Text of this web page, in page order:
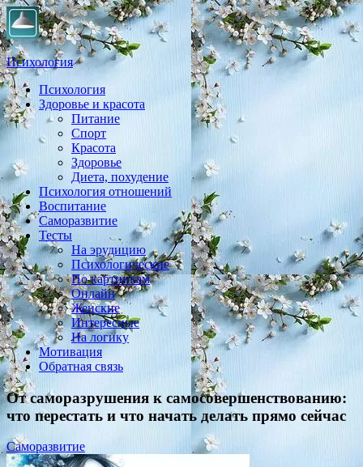
Психология
Практическая психология, личностный рост, экология,
здоровье, воспитание,
Психология
Здоровье и красота
Питание
Спорт
Красота
Здоровье
Диета, похудение
Психология отношений
Воспитание
Саморазвитие
Тесты
На эрудицию
Психологические
По картинкам
Онлайн
Женские
Интересные
На логику
Мотивация
Обратная связь
От саморазрушения к самосовершенствованию:
что перестать и что начать делать прямо сейчас
Саморазвитие